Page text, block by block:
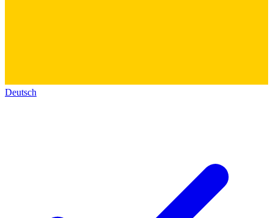
Deutsch